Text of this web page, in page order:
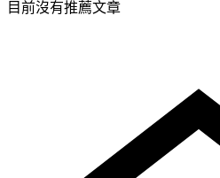
目前沒有推薦文章